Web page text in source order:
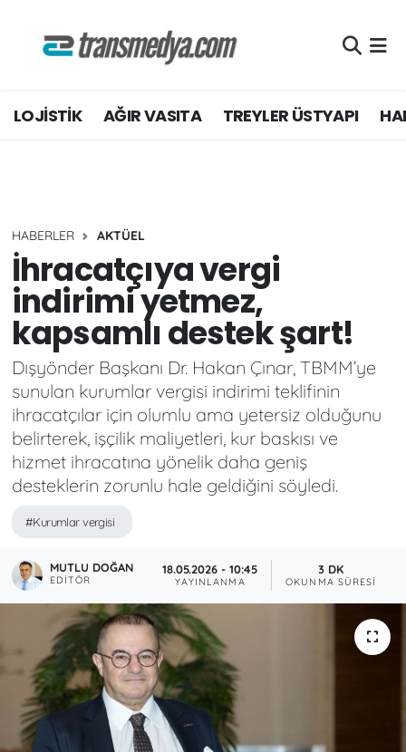
LOJİSTİK AĞIR VASITA TREYLER ÜSTYAPI
HABERLER AKTÜEL
İhracatçıya vergi
indirimi yetmez,
kapsamlı destek şart!
Dışyönder Başkanı Dr. Hakan Çınar, TBMM’ye
sunulan kurumlar vergisi indirimi teklifinin
ihracatçılar için olumlu ama yetersiz olduğunu
belirterek, işçilik maliyetleri, kur baskısı ve
hizmet ihracatına yönelik daha geniş
desteklerin zorunlu hale geldiğini söyledi.
#Kurumlar vergisi
MUTLU DOĞAN
EDITÖR
18.05.2026 - 10:45
YAYINLANMA
3 DK
OKUNMA SÜRESI
TİCARİ ARAÇLAR
AKTÜEL
YEŞİL LOJİSTİK
EĞİTİM
Nöbetçi Eczaneler
Hava Durumu
Süper Lig Puan Durumu ve Fikstür
Tüm Manşetler
Son Dakika Haberleri
Haber Arşivi